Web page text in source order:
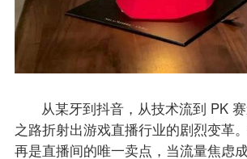
从某牙到抖音，从技术流到 PK
之路折射出游戏直播行业的剧烈变革
再是直播间的唯一卖点，当流量焦虑